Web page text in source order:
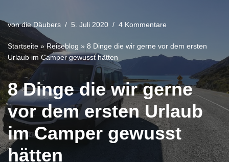
vondie Däubers 5. Juli 2020 4 Kommentare
Startseite » Reiseblog » 8 Dinge die wir gerne vor dem ersten
Urlaub im Camper gewusst hätten
8 Dinge die wir gerne
vor dem ersten Urlaub
im Camper gewusst
hätten